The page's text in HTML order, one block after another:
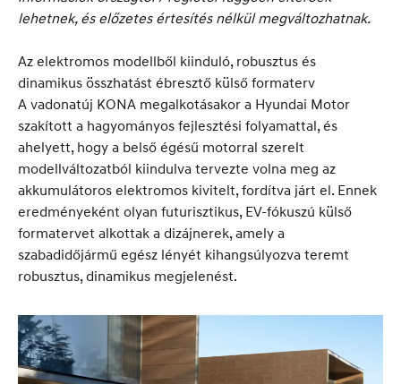
lehetnek, és előzetes értesítés nélkül megváltozhatnak.
Az elektromos modellből kiinduló, robusztus és
dinamikus összhatást ébresztő külső formaterv
A vadonatúj KONA megalkotásakor a Hyundai Motor
szakított a hagyományos fejlesztési folyamattal, és
ahelyett, hogy a belső égésű motorral szerelt
modellváltozatból kiindulva tervezte volna meg az
akkumulátoros elektromos kivitelt, fordítva járt el. Ennek
eredményeként olyan futurisztikus, EV-fókuszú külső
formatervet alkottak a dizájnerek, amely a
szabadidőjármű egész lényét kihangsúlyozva teremt
robusztus, dinamikus megjelenést.